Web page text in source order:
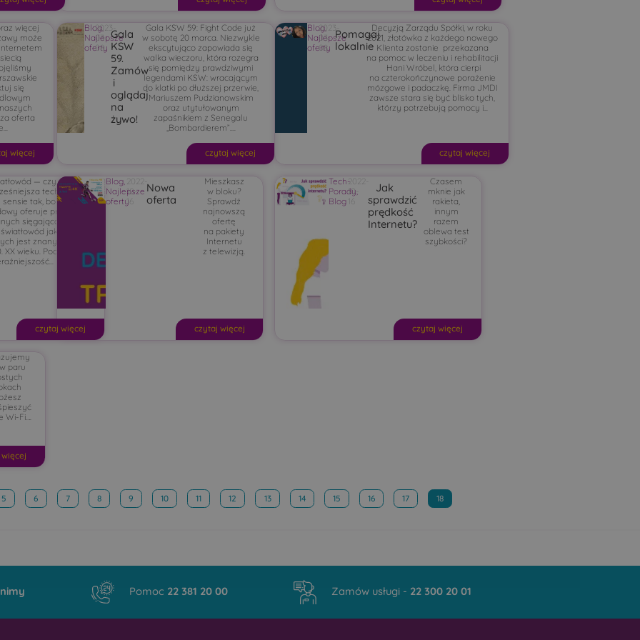
więcej
może
się
oferta
więcej
Blog,
Najlepsze
oferty
2023-
03-
08
Gala
KSW
59.
Zamów
i
oglądaj
na
żywo!
Gala KSW 59: Fight Code już
w sobotę 20 marca. Niezwykle
ekscytująco zapowiada się
walka wieczoru, która rozegra
się pomiędzy prawdziwymi
legendami KSW: wracającym
do klatki po dłuższej przerwie,
Mariuszem Pudzianowskim
oraz utytułowanym
zapaśnikiem z Senegalu
„Bombardierem”....
czytaj więcej
Blog,
Najlepsze
oferty
2023-
03-
08
Pomagaj
lokalnie
Decyzją Zarządu Spółki, w roku
2021, złotówka z każdego nowego
Klienta zostanie przekazana
na pomoc w leczeniu i rehabilitacji
Hani Wróbel, która cierpi
na czterokończynowe porażenie
mózgowe i padaczkę. Firma JMDI
zawsze stara się być blisko tych,
którzy potrzebują pomocy i...
czytaj więcej
— czy
technologia?
tak, bo internet
oferuje prędkość
sięgającą 1 GB/s.
jako sposób
jest znany w Polsce
XX wieku. Początki
czytaj więcej
Blog
Najlepsze
oferty
10-
16
Nowa
oferta
Mieszkasz
w bloku?
Sprawdź
najnowszą
ofertę
na pakiety
Internetu
z telewizją.
czytaj więcej
Tech-
Porady
Blog
2022-
10-
16
Jak
sprawdzić
prędkość
Internetu?
Czasem
mknie jak
rakieta,
innym
razem
oblewa test
szybkości?
czytaj więcej
paru
Wi-Fi….
5 6 7 8 9 10 11 12 13 14 15 16 17 18
Pomoc 22 381 20 00 Zamów usługi - 22 300 20 01